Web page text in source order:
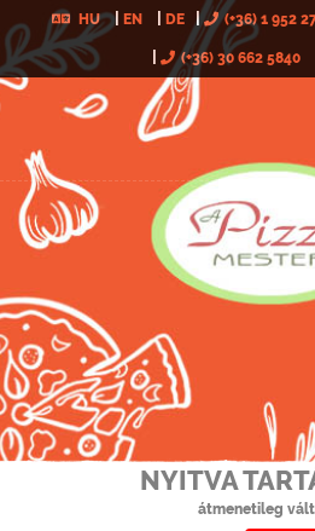
HU EN DE (+36) 1 952
(+36) 30 662 5840
NYITVA
átmenetileg